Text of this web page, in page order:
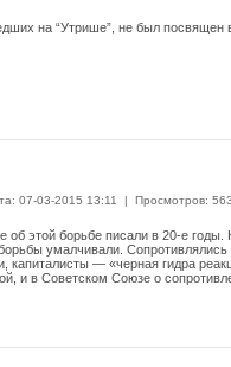
на “Утрише”, не был посвящен
07-03-2015 13:11 | Просмотров:
этой борьбе писали в 20-е годы.
умалчивали.
капиталисты — «черная гидра
и в Советском Союзе о